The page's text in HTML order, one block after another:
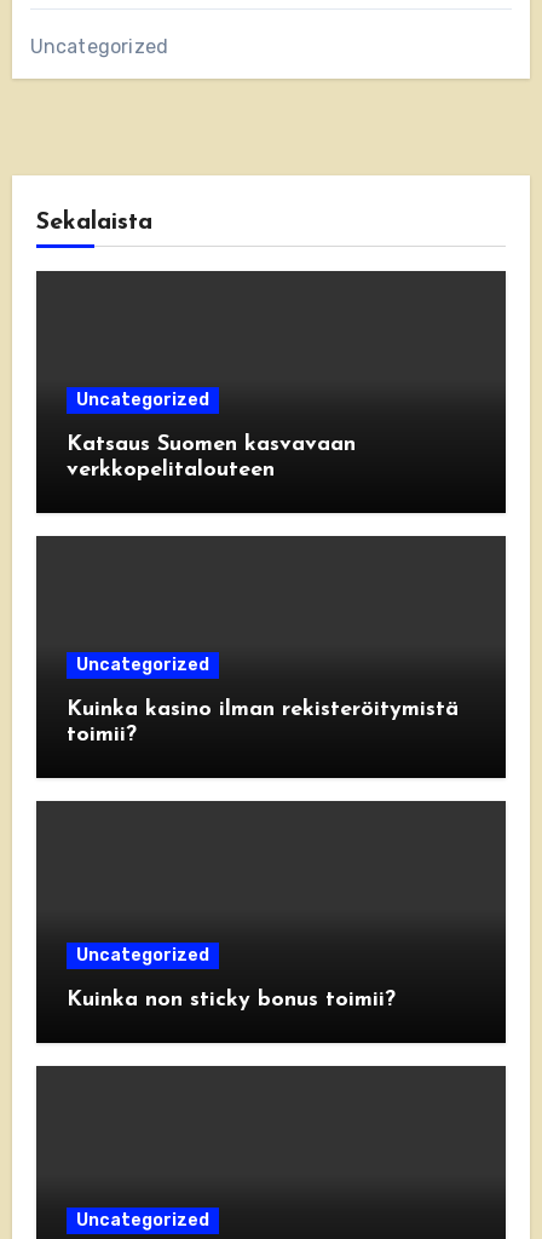
Uncategorized
Sekalaista
Uncategorized
Katsaus Suomen kasvavaan
verkkopelitalouteen
Uncategorized
Kuinka kasino ilman rekisteröitymistä
toimii?
Uncategorized
Kuinka non sticky bonus toimii?
Uncategorized